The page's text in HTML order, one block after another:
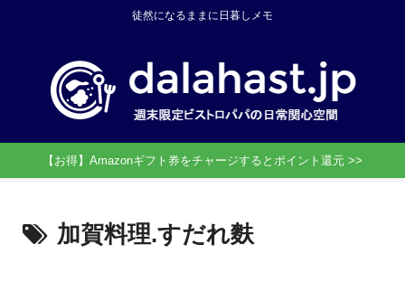
徒然になるままに日暮しメモ
【お得】Amazonギフト券をチャージするとポイント還元 >>
加賀料理.すだれ麩